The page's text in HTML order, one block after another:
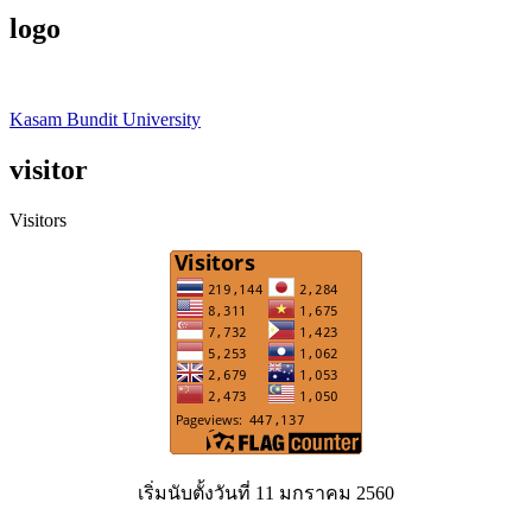
logo
Kasam Bundit University
visitor
Visitors
เริ่มนับตั้งวันที่ 11 มกราคม 2560